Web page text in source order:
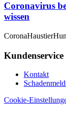
Coronavirus
wissen
CoronaHaustier
Kundenservice
Kontakt
Cookie-